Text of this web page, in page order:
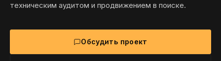
техническим аудитом и продвижением в поиске.
Обсудить проект